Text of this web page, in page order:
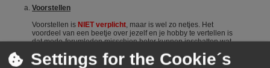
Voorstellen
Voorstellen is NIET verplicht , maar is wel zo netjes. Het
voordeel van een beetje over jezelf en je hobby te vertellen is
dat mede-forumleden misschien beter kunnen inschatten wat
Het voorstellen wordt dus vanuit het Forumteam wel
Settings for the Cookie´s